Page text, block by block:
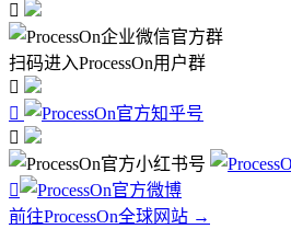

扫码进入ProcessOn用户群




前往ProcessOn全球网站 →